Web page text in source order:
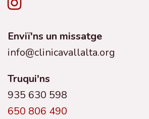
Enviï'ns un missatge
info@clinicavallalta.org
Truqui'ns
935 630 598
650 806 490